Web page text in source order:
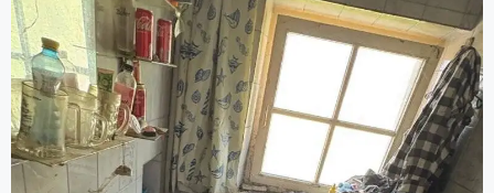
Grundreinigung).